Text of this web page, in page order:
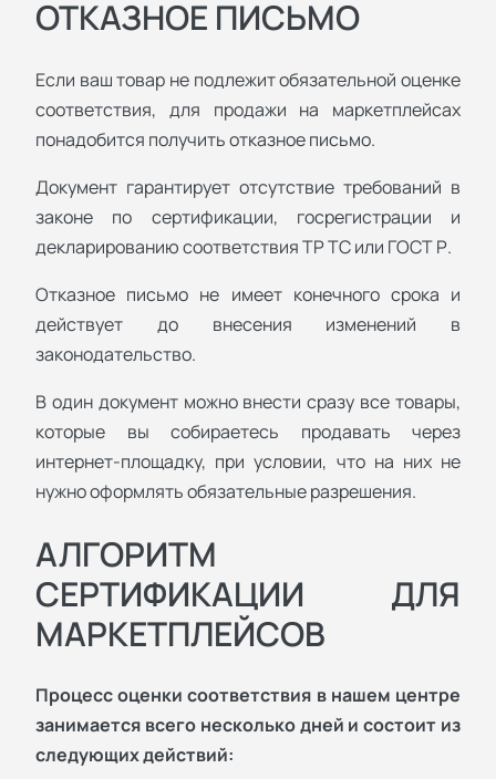
ОТКАЗНОЕ ПИСЬМО
Если ваш товар не подлежит обязательной оценке
соответствия, для продажи на маркетплейсах
понадобится получить отказное письмо.
Документ гарантирует отсутствие требований в
законе по сертификации, госрегистрации и
декларированию соответствия ТР ТС или ГОСТ Р.
Отказное письмо не имеет конечного срока и
действует до внесения изменений в
законодательство.
В один документ можно внести сразу все товары,
которые вы собираетесь продавать через
интернет-площадку, при условии, что на них не
нужно оформлять обязательные разрешения.
АЛГОРИТМ
СЕРТИФИКАЦИИ ДЛЯ
МАРКЕТПЛЕЙСОВ
Процесс оценки соответствия в нашем центре
занимается всего несколько дней и состоит из
следующих действий: